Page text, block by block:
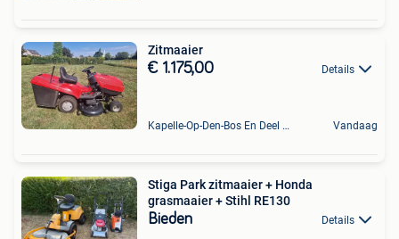
Zitmaaier
€ 1.175,00 Details
Kapelle-Op-Den-Bos En Deel Van Zemst Vandaag
Stiga Park zitmaaier + Honda
grasmaaier + Stihl RE130
Bieden Details